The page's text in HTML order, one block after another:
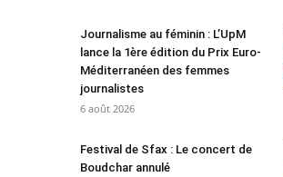
Journalisme au féminin : L’UpM
lance la 1ère édition du Prix Euro-
Méditerranéen des femmes
journalistes
6 août 2026
Festival de Sfax : Le concert de
Boudchar annulé